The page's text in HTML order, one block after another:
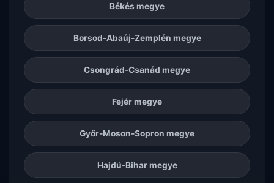
Békés megye
Borsod-Abaúj-Zemplén megye
Csongrád-Csanád megye
Fejér megye
Győr-Moson-Sopron megye
Hajdú-Bihar megye